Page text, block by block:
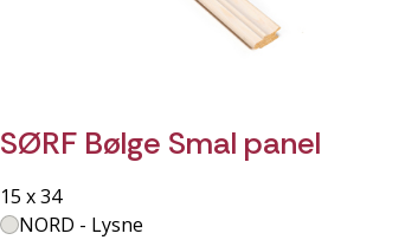
SØRF Bølge Smal panel
15 x 34
NORD - Lysne